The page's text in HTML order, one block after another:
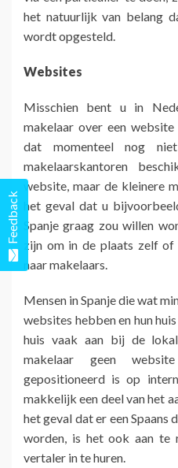
het natuurlijk van belang
wordt opgesteld.
Websites
Misschien bent u in
makelaar over een
dat momenteel nog
makelaarskantoren
website, maar de kleinere
het geval dat u
Spanje graag zou willen
zijn om in de plaats zelf
naar makelaars.
Mensen in Spanje die wat
websites hebben en hun
huis vaak aan bij de
makelaar geen
gepositioneerd is op
makkelijk een deel van het
het geval dat er een
worden, is het ook aan te
vertaler in te huren.
Feedback